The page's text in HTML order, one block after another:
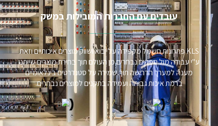
עובדים עם החברות המובילות במשק​
KLS פתרונות חשמל מקפידה על יבוא ושווק מוצרים איכותיים וזאת
ע"י עבודה מול ספקים נבחרים מן העולם תוך בחירת מוצרים שייתנו
מענה למערך הדרישה תוך שמירה על סטנדרטים בינלאומיים
ברמת איכות גבוהה ועמידה בתקנים למוצרים נבחרים.